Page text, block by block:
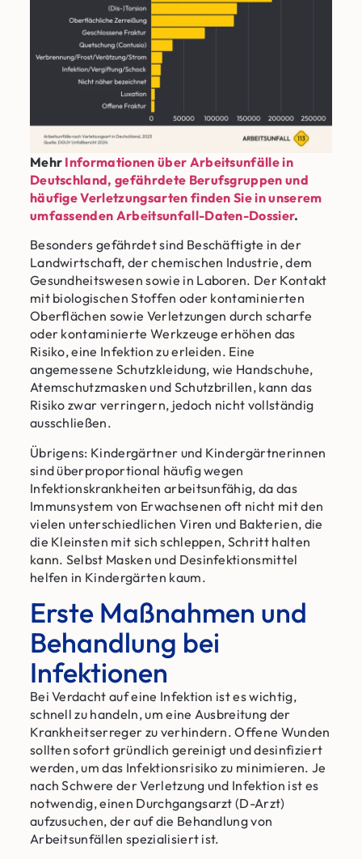
Mehr Informationen über Arbeitsunfälle in
Deutschland, gefährdete Berufsgruppen und
häufige Verletzungsarten finden Sie in unserem
umfassenden Arbeitsunfall-Daten-Dossier.
Besonders gefährdet sind Beschäftigte in der
Landwirtschaft, der chemischen Industrie, dem
Gesundheitswesen sowie in Laboren. Der Kontakt
mit biologischen Stoffen oder kontaminierten
Oberflächen sowie Verletzungen durch scharfe
oder kontaminierte Werkzeuge erhöhen das
Risiko, eine Infektion zu erleiden. Eine
angemessene Schutzkleidung, wie Handschuhe,
Atemschutzmasken und Schutzbrillen, kann das
Risiko zwar verringern, jedoch nicht vollständig
ausschließen.
Übrigens: Kindergärtner und Kindergärtnerinnen
sind überproportional häufig wegen
Infektionskrankheiten arbeitsunfähig, da das
Immunsystem von Erwachsenen oft nicht mit den
vielen unterschiedlichen Viren und Bakterien, die
die Kleinsten mit sich schleppen, Schritt halten
kann. Selbst Masken und Desinfektionsmittel
helfen in Kindergärten kaum.
Erste Maßnahmen und
Behandlung bei
Infektionen
Bei Verdacht auf eine Infektion ist es wichtig,
schnell zu handeln, um eine Ausbreitung der
Krankheitserreger zu verhindern. Offene Wunden
sollten sofort gründlich gereinigt und desinfiziert
werden, um das Infektionsrisiko zu minimieren. Je
nach Schwere der Verletzung und Infektion ist es
notwendig, einen Durchgangsarzt (D-Arzt)
aufzusuchen, der auf die Behandlung von
Arbeitsunfällen spezialisiert ist.